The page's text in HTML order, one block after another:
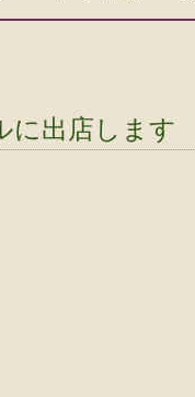
に出店します